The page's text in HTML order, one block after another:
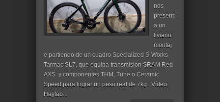
nos
present
a un
liviano
montaj
e partiendo de un cuadro Specialized S-Works
Tarmac SL7, que equipa transmisión SRAM Red
AXS y componentes THM, Tune o Ceramic
Speed para lograr un peso real de 7kg. Vídeo:
Haytab...